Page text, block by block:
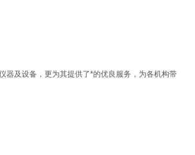
器及设备，更为其提供了*的优良服务，为各机构带